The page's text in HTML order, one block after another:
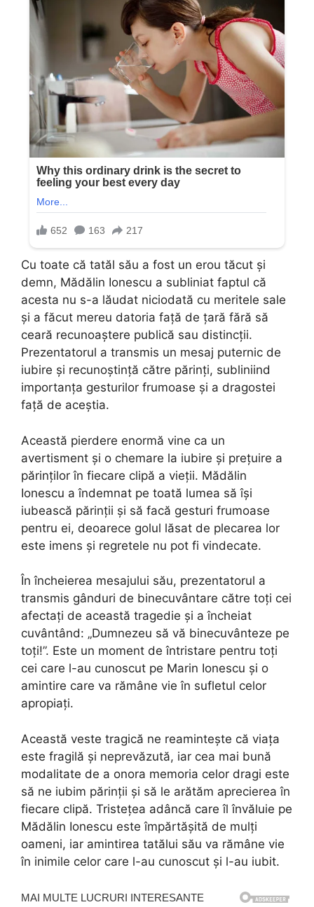
Cu toate că tatăl său a fost un erou tăcut și
demn, Mădălin Ionescu a subliniat faptul că
acesta nu s-a lăudat niciodată cu meritele sale
și a făcut mereu datoria față de țară fără să
ceară recunoaștere publică sau distincții.
Prezentatorul a transmis un mesaj puternic de
iubire și recunoștință către părinți, subliniind
importanța gesturilor frumoase și a dragostei
față de aceștia.
Această pierdere enormă vine ca un
avertisment și o chemare la iubire și prețuire a
părinților în fiecare clipă a vieții. Mădălin
Ionescu a îndemnat pe toată lumea să își
iubească părinții și să facă gesturi frumoase
pentru ei, deoarece golul lăsat de plecarea lor
este imens și regretele nu pot fi vindecate.
În încheierea mesajului său, prezentatorul a
transmis gânduri de binecuvântare către toți cei
afectați de această tragedie și a încheiat
cuvântând: „Dumnezeu să vă binecuvânteze pe
toți!”. Este un moment de întristare pentru toți
cei care l-au cunoscut pe Marin Ionescu și o
amintire care va rămâne vie în sufletul celor
apropiați.
Această veste tragică ne reamintește că viața
este fragilă și neprevăzută, iar cea mai bună
modalitate de a onora memoria celor dragi este
să ne iubim părinții și să le arătăm aprecierea în
fiecare clipă. Tristețea adâncă care îl învăluie pe
Mădălin Ionescu este împărtășită de mulți
oameni, iar amintirea tatălui său va rămâne vie
în inimile celor care l-au cunoscut și l-au iubit.